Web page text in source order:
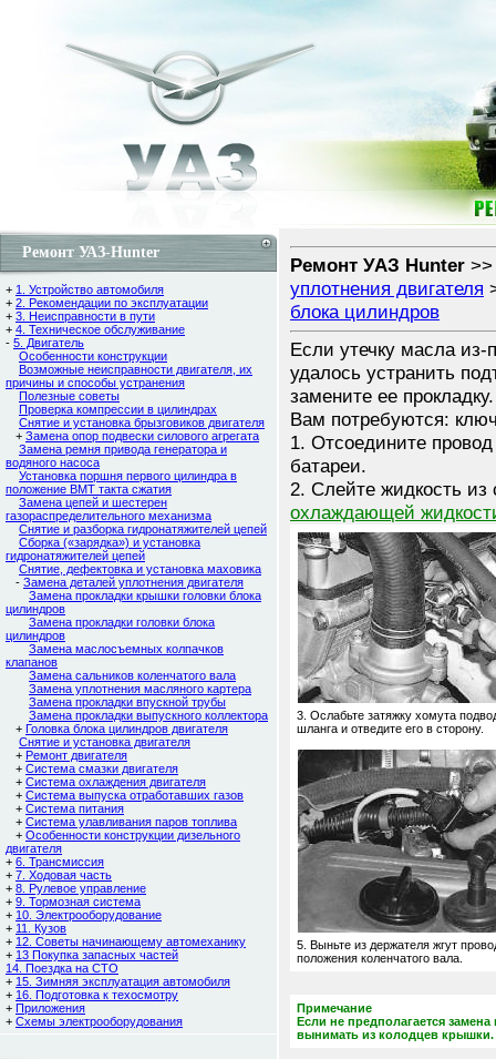
Ремонт УАЗ-Hunter
+ 1. Устройство автомобиля
+ 2. Рекомендации по эксплуатации
+ 3. Неисправности в пути
+ 4. Техническое обслуживание
- 5. Двигатель
Особенности конструкции
Возможные неисправности двигателя, их
причины и способы устранения
Полезные советы
Проверка компрессии в цилиндрах
Снятие и установка брызговиков двигателя
+ Замена опор подвески силового агрегата
Замена ремня привода генератора и
водяного насоса
Установка поршня первого цилиндра в
положение ВМТ такта сжатия
Замена цепей и шестерен
газораспределительного механизма
Снятие и разборка гидронатяжителей цепей
Сборка («зарядка») и установка
гидронатяжителей цепей
Снятие, дефектовка и установка маховика
- Замена деталей уплотнения двигателя
Замена прокладки крышки головки блока
цилиндров
Замена прокладки головки блока
цилиндров
Замена маслосъемных колпачков
клапанов
Замена сальников коленчатого вала
Замена уплотнения масляного картера
Замена прокладки впускной трубы
Замена прокладки выпускного коллектора
+ Головка блока цилиндров двигателя
Снятие и установка двигателя
+ Ремонт двигателя
+ Cистема смазки двигателя
+ Система охлаждения двигателя
+ Система выпуска отработавших газов
+ Система питания
+ Система улавливания паров топлива
+ Особенности конструкции дизельного
двигателя
+ 6. Трансмиссия
+ 7. Ходовая часть
+ 8. Рулевое управление
+ 9. Тормозная система
+ 10. Электрооборудование
+ 11. Кузов
+ 12. Советы начинающему автомеханику
+ 13 Покупка запасных частей
14. Поездка на СТО
+ 15. Зимняя эксплуатация автомобиля
+ 16. Подготовка к техосмотру
+ Приложения
+ Схемы электрооборудования
Ремонт УАЗ Hunter
уплотнения двигателя
блока цилиндров
Если утечку масла из-
удалось устранить
замените ее прокладку.
Вам потребуются:
1. Отсоедините
батареи.
2. Слейте жидкость
охлаждающей
3. Ослабьте затяжку хомута
шланга и отведите его в сторону.
5. Выньте из держателя жгут
положения коленчатого вала.
Примечание
Если не предполагается
вынимать из колодцев крышки.